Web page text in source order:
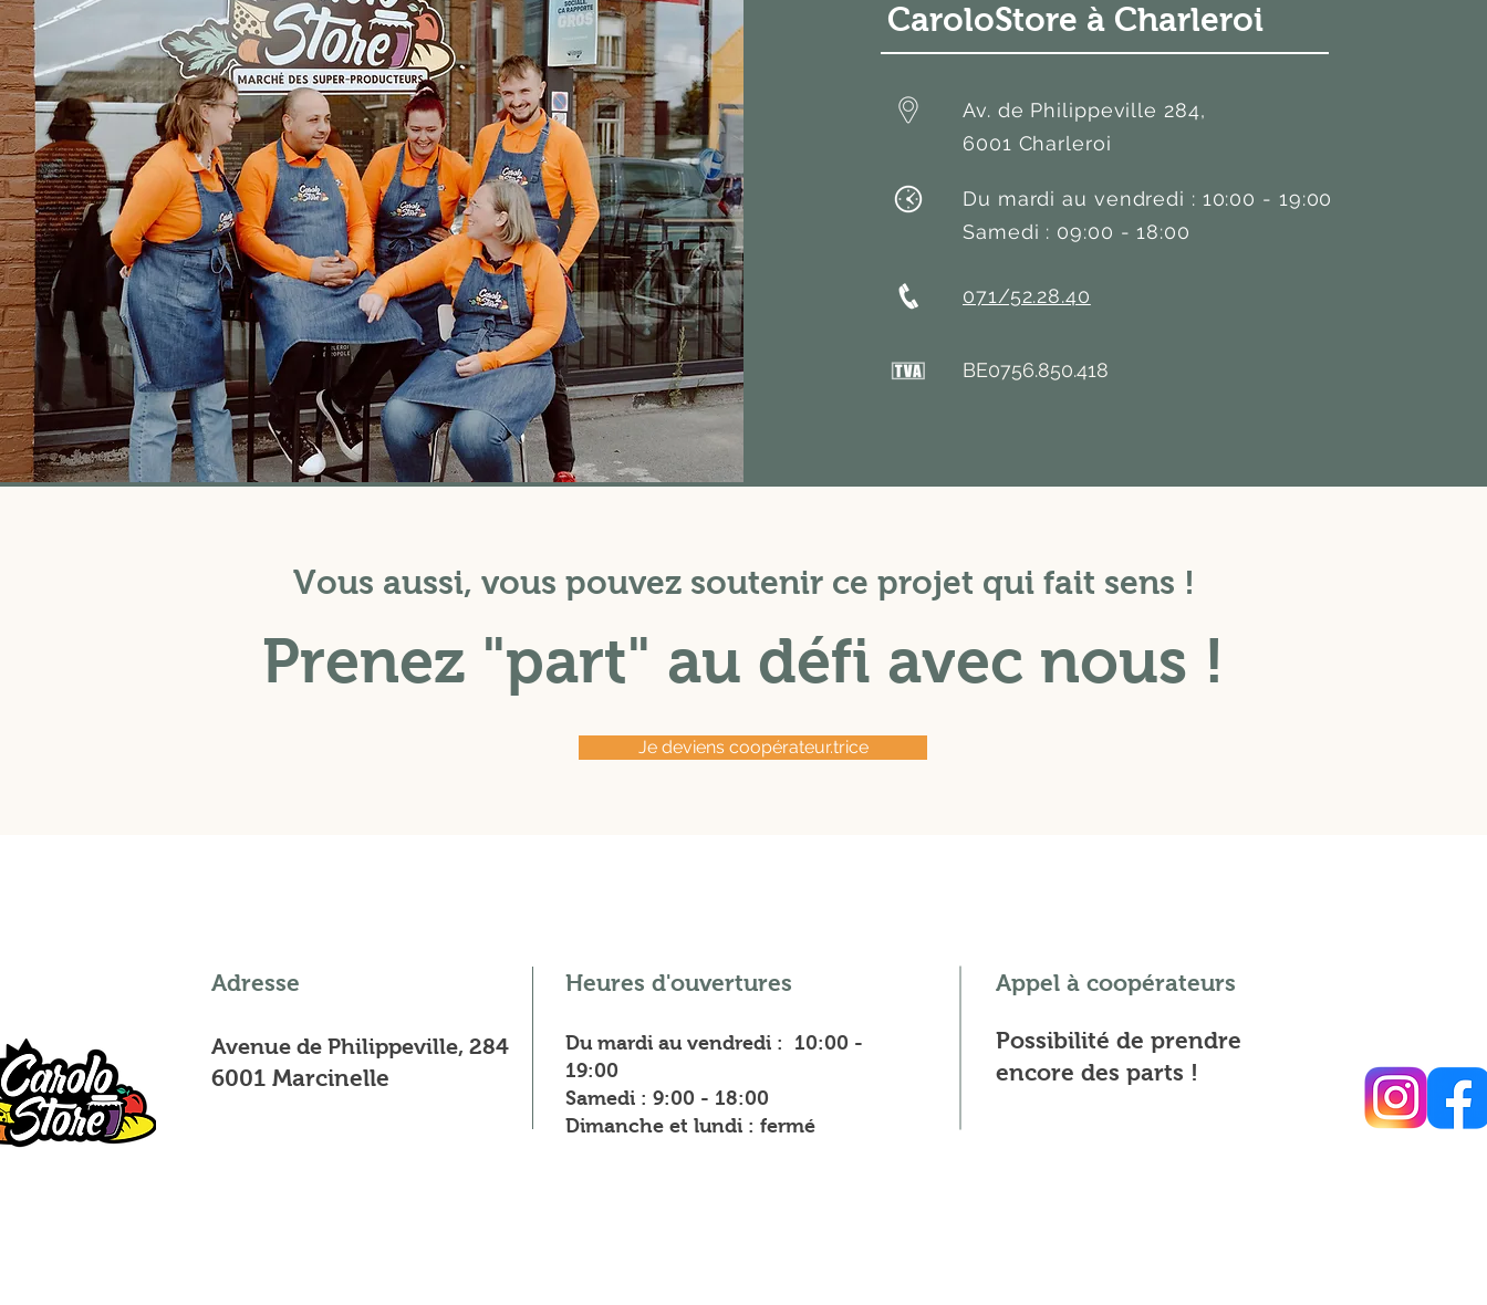
CaroloStore à Charleroi
Av. de Philippeville 284,
6001 Charleroi
Du mardi au vendredi : 10:00 - 19:00
Samedi : 09:00 - 18:00
071/52.28.40
BE0756.850.418
Vous aussi, vous pouvez soutenir ce projet qui fait sens !
Prenez "part" au défi avec nous !
Je deviens coopérateur.trice
Adresse
Avenue de Philippeville, 284
6001 Marcinelle
Appel à coopérateurs
Heures d'ouvertures
Du mardi au vendredi : 10:00 -
19:00
Samedi : 9:00 - 18:00
Dimanche et lundi : fermé
Possibilité de prendre
encore des parts !